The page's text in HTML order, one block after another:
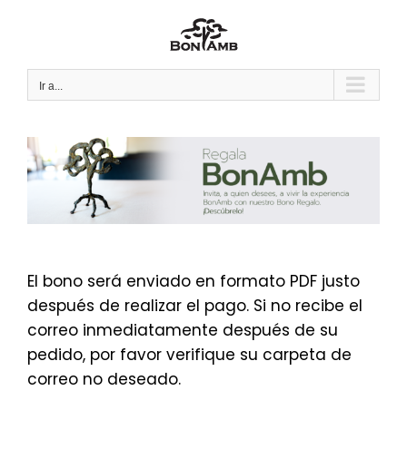
Ir a...
El bono será enviado en formato PDF justo
después de realizar el pago. Si no recibe el
correo inmediatamente después de su
pedido, por favor verifique su carpeta de
correo no deseado.